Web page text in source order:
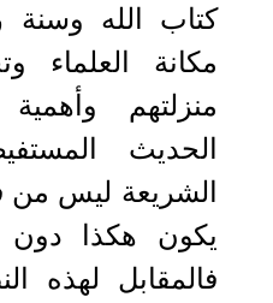
كتاب الله وسنة
مكانة
منزلتهم
الحديث
الشريعة ليس من
يكون هكذا دون
فالمقابل لهذه